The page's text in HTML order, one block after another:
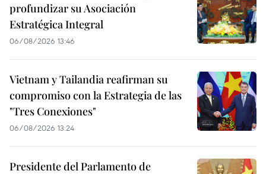
profundizar su Asociación
Estratégica Integral
06/08/2026 13:46
Vietnam y Tailandia reafirman su
compromiso con la Estrategia de las
"Tres Conexiones"
06/08/2026 13:24
Presidente del Parlamento de